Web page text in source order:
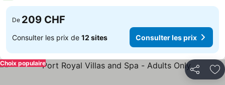
De 209 CHF
Consulter les prix de 12 sites Consulter les prix
Partager
Choix populaire